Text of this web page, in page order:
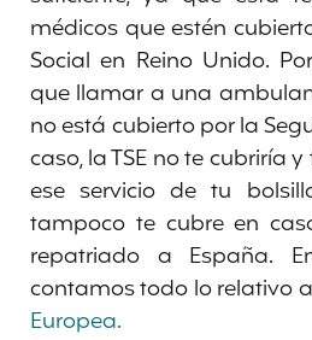
médicos que estén
Social en Reino Unido.
que llamar a una
no está cubierto por la
caso, la TSE no te cubriría
ese servicio de tu
tampoco te cubre en
repatriado a España.
contamos todo lo relativo
Europea.